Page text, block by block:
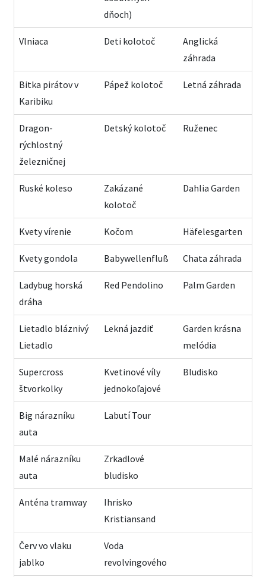
dňoch)
Vlniaca Deti kolotoč
Anglická
záhrada
Bitka pirátov v
Karibiku
Pápež kolotoč Letná záhrada
Dragon-
rýchlostný
železničnej
Detský kolotoč Ruženec
Ruské koleso
Zakázané
kolotoč
Dahlia Garden
Kvety vírenie Kočom Häfelesgarten
Kvety gondola Babywellenfluß Chata záhrada
Ladybug horská
dráha
Red Pendolino Palm Garden
Lietadlo bláznivý
Lietadlo
Lekná jazdiť
Garden krásna
melódia
Supercross
štvorkolky
Kvetinové víly
jednokoľajové
Bludisko
Big nárazníku
auta
Labutí Tour
Malé nárazníku
auta
Zrkadlové
bludisko
Anténa tramway
Ihrisko
Kristiansand
Červ vo vlaku
jablko
Voda
revolvingového